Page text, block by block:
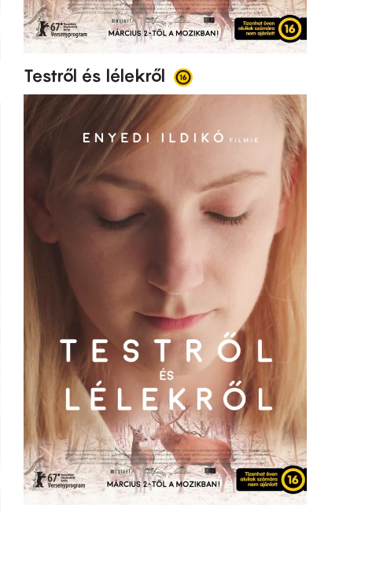
Testről és lélekről